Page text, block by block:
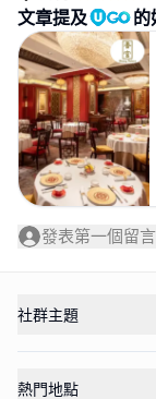
文章提及 的
發表第一個留
社群主題
熱門地點